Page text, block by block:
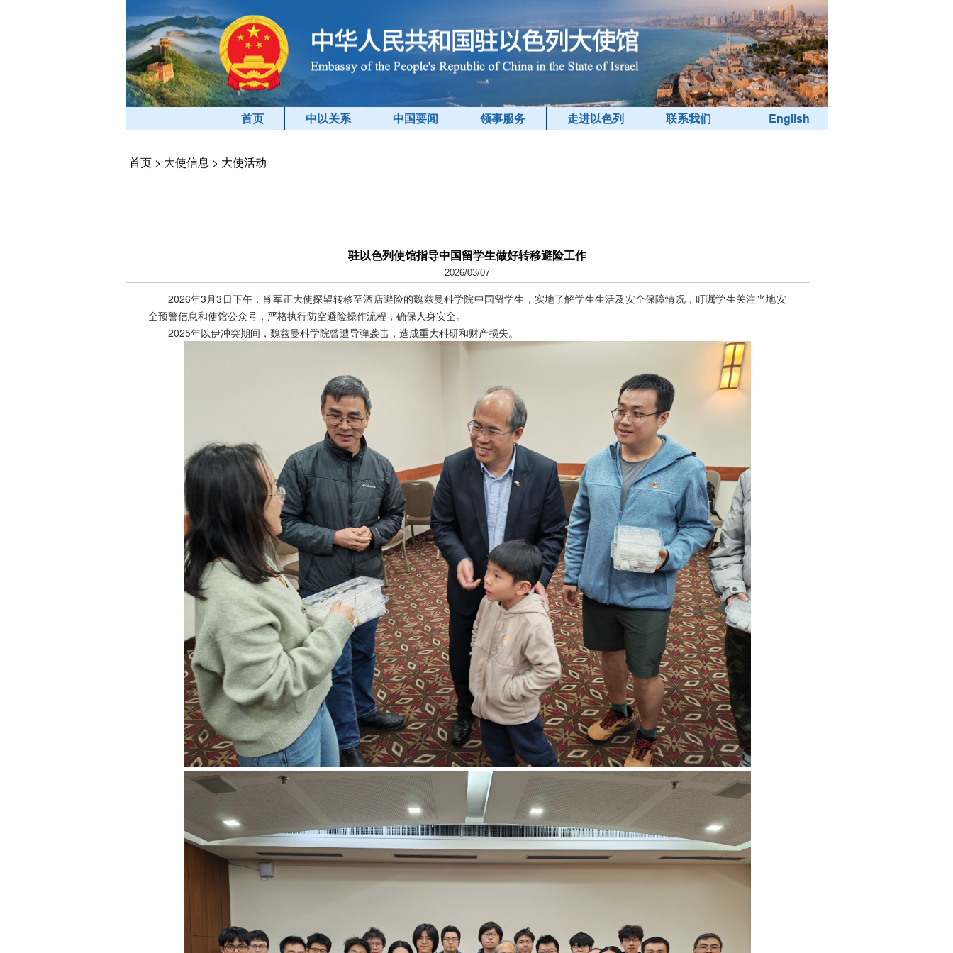
首页 中以关系 中国要闻 领事服务 走进以色列 联系我们 English
首页> 大使信息 > 大使活动
驻以色列使馆指导中国留学生做好转移避险工作
2026/03/07
2026年3月3日下午，肖军正大使探望转移至酒店避险的魏兹曼科学院中国留学生，实地了解学生生活及安全保障情况，叮嘱学生关注当地安
全预警信息和使馆公众号，严格执行防空避险操作流程，确保人身安全。
2025年以伊冲突期间，魏兹曼科学院曾遭导弹袭击，造成重大科研和财产损失。